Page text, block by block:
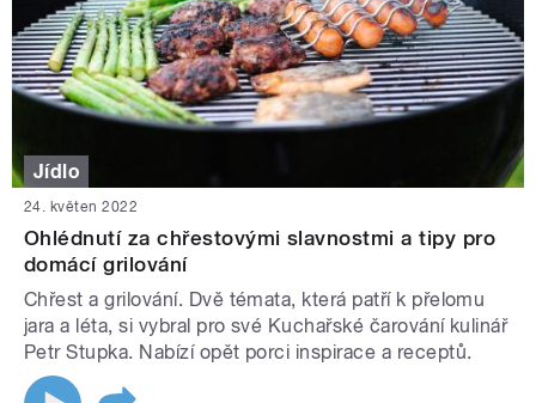
Jídlo
24. květen 2022
Ohlédnutí za chřestovými slavnostmi a tipy pro
domácí grilování
Chřest a grilování. Dvě témata, která patří k přelomu
jara a léta, si vybral pro své Kuchařské čarování kulinář
Petr Stupka. Nabízí opět porci inspirace a receptů.